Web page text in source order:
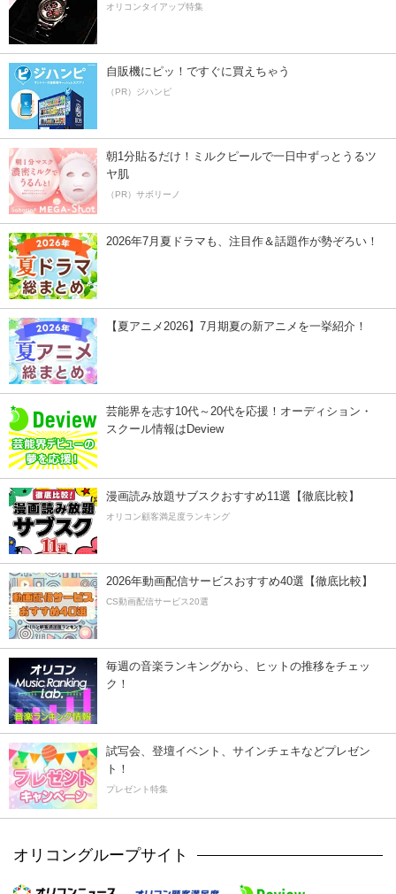
オリコンタイアップ特集
自販機にピッ！ですぐに買えちゃう
（PR）ジハンピ
朝1分貼るだけ！ミルクピールで一日中ずっとうるツ
ヤ肌
（PR）サボリーノ
2026年7月夏ドラマも、注目作＆話題作が勢ぞろい！
【夏アニメ2026】7月期夏の新アニメを一挙紹介！
芸能界を志す10代～20代を応援！オーディション・
スクール情報はDeview
漫画読み放題サブスクおすすめ11選【徹底比較】
オリコン顧客満足度ランキング
2026年動画配信サービスおすすめ40選【徹底比較】
CS動画配信サービス20選
毎週の音楽ランキングから、ヒットの推移をチェッ
ク！
試写会、登壇イベント、サインチェキなどプレゼン
ト！
プレゼント特集
オリコングループサイト